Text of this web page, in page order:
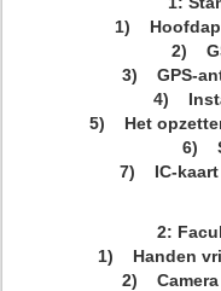
1)
2)
3)
4)
5) Het
6)
7)
2:
1)
2) Camera